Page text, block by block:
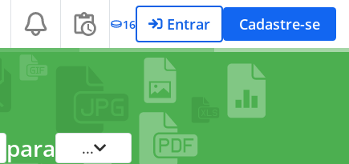
16 Entrar Cadastre-se
para ...